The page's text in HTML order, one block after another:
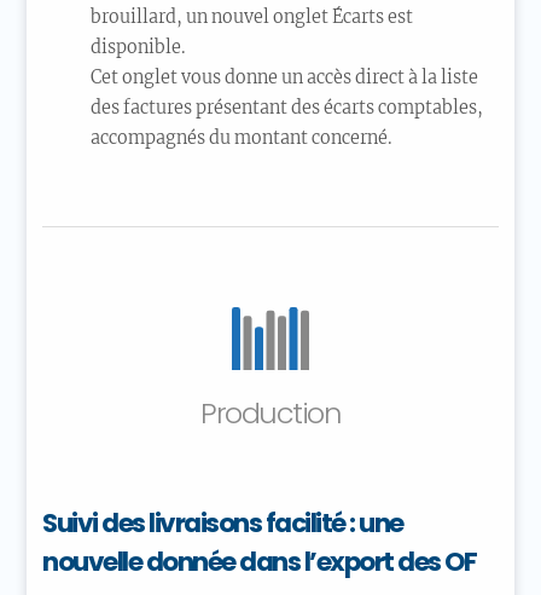
brouillard, un nouvel onglet Écarts est
disponible.
Cet onglet vous donne un accès direct à la liste
des factures présentant des écarts comptables,
accompagnés du montant concerné.
Production
Suivi des livraisons facilité : une
nouvelle donnée dans l’export des OF